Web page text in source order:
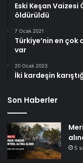
Eski Keşan
öldürüldü
7 Ocak 2021
Türkiye’nin en çok
var
20 Ocak 2023
İki kardeşin
Son Haberler
5